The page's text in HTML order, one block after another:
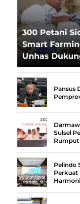
300 Petani
Smart
Unhas
Pansus
Sulsel
Rumput
Pelindo
Perkuat